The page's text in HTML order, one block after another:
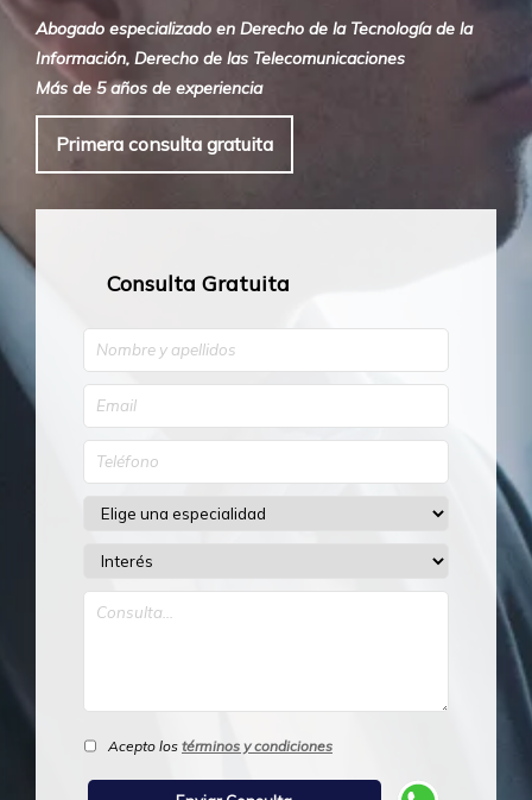
Abogado especializado en Derecho de la Tecnología de la
Información, Derecho de las Telecomunicaciones
Más de 5 años de experiencia
Primera consulta gratuita
Consulta Gratuita
Acepto los términos y condiciones